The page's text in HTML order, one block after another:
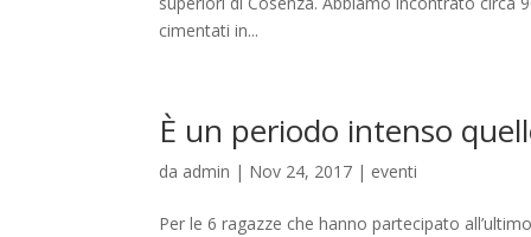
cimentati in...
È un periodo intenso
da admin | Nov 24, 2017 | eventi
Per le 6 ragazze che hanno partecipato